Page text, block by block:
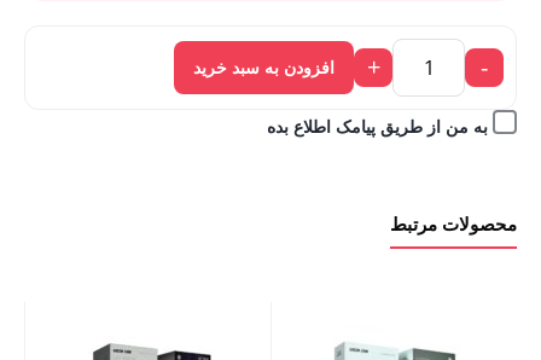
بود.
-
+ افزودن به سبد خرید
به من از طریق پیامک اطلاع بده
محصولات مرتبط